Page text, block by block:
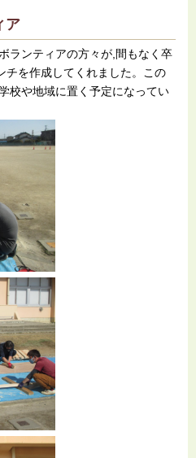
ア
ランティアの方々が,間もなく卒
チを作成してくれました。この
校や地域に置く予定になってい